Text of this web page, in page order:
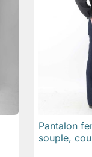

Pantalon
souple,